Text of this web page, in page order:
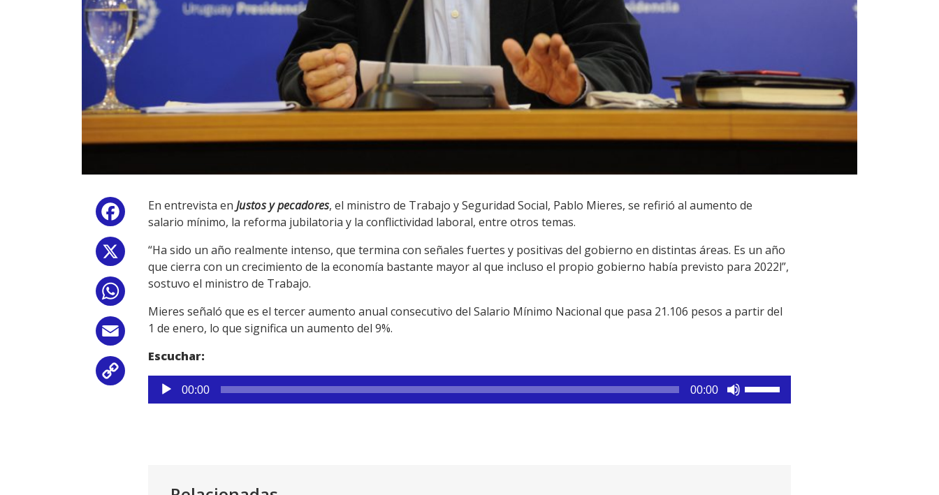
Facebook
Email
Copy
Link
En entrevista en Justos y pecadores, el ministro de Trabajo y Seguridad Social, Pablo Mieres, se refirió al aumento de
salario mínimo, la reforma jubilatoria y la conflictividad laboral, entre otros temas.
“Ha sido un año realmente intenso, que termina con señales fuertes y positivas del gobierno en distintas áreas. Es un año
que cierra con un crecimiento de la economía bastante mayor al que incluso el propio gobierno había previsto para 2022l”,
sostuvo el ministro de Trabajo.
Mieres señaló que es el tercer aumento anual consecutivo del Salario Mínimo Nacional que pasa 21.106 pesos a partir del
1 de enero, lo que significa un aumento del 9%.
Escuchar:
Reproductor
de
00:00 00:00